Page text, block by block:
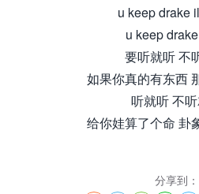
u keep drake
u keep
要听就听 不
如果你真的有东西
听就听 不
给你娃算了个命 卦
分享到：